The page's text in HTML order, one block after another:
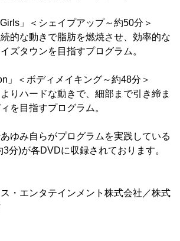
」＜シェイプアップ～約50分＞
的な動きで脂肪を燃焼させ、効率的な
ズタウンを目指すプログラム。
」＜ボディメイキング～約48分＞
りハードな動きで、細部まで引き締ま
を目指すプログラム。
ゆみ自らがプログラムを実践している
分)が各DVDに収録されております。
・エンタテインメント株式会社／株式